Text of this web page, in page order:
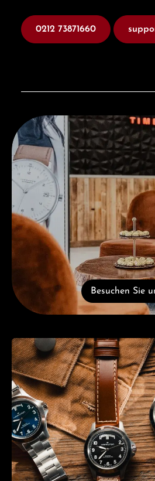
0212 73871660
Besuchen Sie uns
Besuchen Sie
Kategoriegalerie überspringen